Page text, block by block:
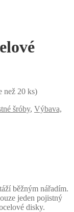
než 20 ks)
šróby, Výbava,
běžným nářadím.
jeden pojistný
disky.